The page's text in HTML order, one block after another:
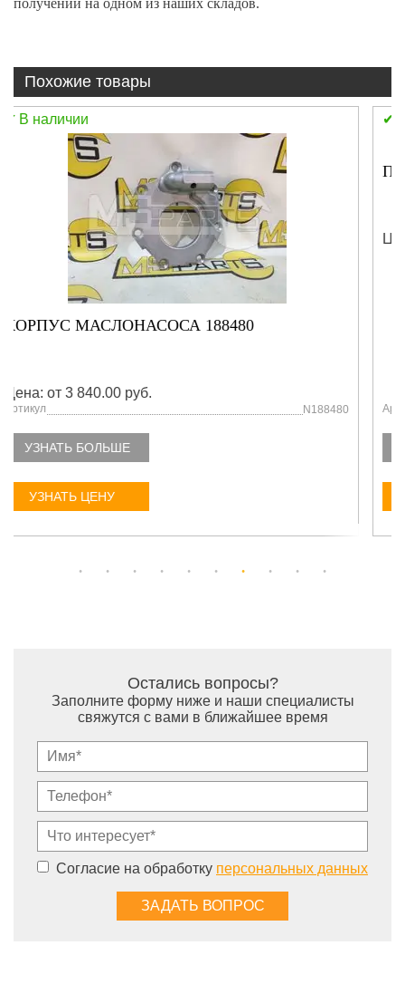
получении на одном из наших складов.
Похожие товары
В наличии
ПАЛЕЦ 220-32674
Цена: от 3 840.00 руб.
Артикул 220-32674
УЗНАТЬ БОЛЬШЕ
УЗНАТЬ ЦЕНУ
Остались вопросы?
Заполните форму ниже и наши специалисты
свяжутся с вами в ближайшее время
Согласие на обработку персональных данных